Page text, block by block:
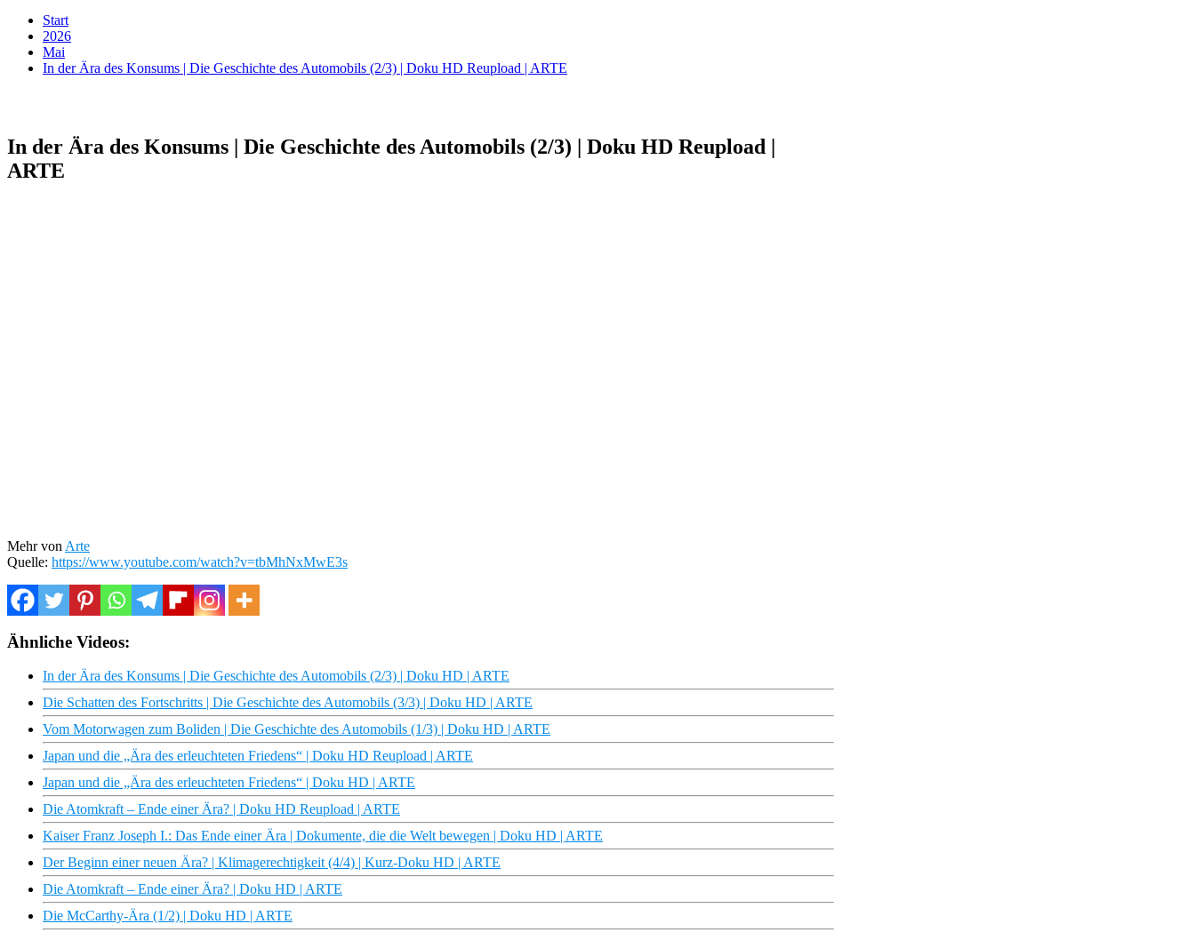
Start
2026
Mai
In der Ära des Konsums | Die Geschichte des Automobils (2/3) | Doku HD Reupload | ARTE
In der Ära des Konsums | Die Geschichte des Automobils (2/3) | Doku HD Reupload |
ARTE
Mehr von Arte
Quelle: https://www.youtube.com/watch?v=tbMhNxMwE3s
Ähnliche Videos:
In der Ära des Konsums | Die Geschichte des Automobils (2/3) | Doku HD | ARTE
Die Schatten des Fortschritts | Die Geschichte des Automobils (3/3) | Doku HD | ARTE
Vom Motorwagen zum Boliden | Die Geschichte des Automobils (1/3) | Doku HD | ARTE
Japan und die „Ära des erleuchteten Friedens“ | Doku HD Reupload | ARTE
Japan und die „Ära des erleuchteten Friedens“ | Doku HD | ARTE
Die Atomkraft – Ende einer Ära? | Doku HD Reupload | ARTE
Kaiser Franz Joseph I.: Das Ende einer Ära | Dokumente, die die Welt bewegen | Doku HD | ARTE
Der Beginn einer neuen Ära? | Klimagerechtigkeit (4/4) | Kurz-Doku HD | ARTE
Die Atomkraft – Ende einer Ära? | Doku HD | ARTE
Die McCarthy-Ära (1/2) | Doku HD | ARTE